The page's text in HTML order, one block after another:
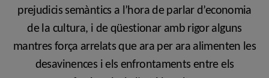
prejudicis semàntics a l’hora de parlar d’economia
de la cultura, i de qüestionar amb rigor alguns
mantres força arrelats que ara per ara alimenten les
desavinences i els enfrontaments entre els